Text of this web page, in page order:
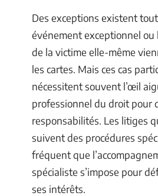
Des exceptions existent
événement exceptionnel ou
de la victime elle-même
les cartes. Mais ces cas
nécessitent souvent l’œil
professionnel du droit pour
responsabilités. Les litiges
suivent des procédures
fréquent que
spécialiste s’impose pour
ses intérêts.